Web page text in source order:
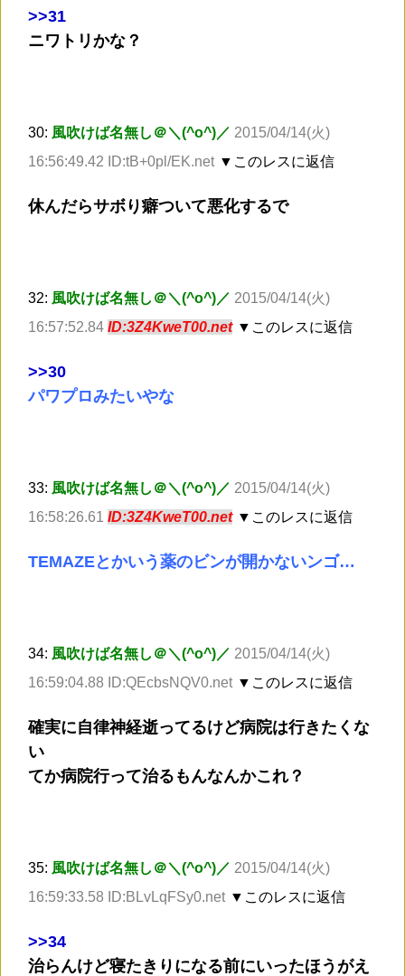
>>31
ニワトリかな？
30: 風吹けば名無し＠＼(^o^)／ 2015/04/14(火)
16:56:49.42 ID:tB+0pl/EK.net ▼このレスに返信
休んだらサボり癖ついて悪化するで
32: 風吹けば名無し＠＼(^o^)／ 2015/04/14(火)
16:57:52.84 ID:3Z4KweT00.net ▼このレスに返信
>>30
パワプロみたいやな
33: 風吹けば名無し＠＼(^o^)／ 2015/04/14(火)
16:58:26.61 ID:3Z4KweT00.net ▼このレスに返信
TEMAZEとかいう薬のビンが開かないンゴ…
34: 風吹けば名無し＠＼(^o^)／ 2015/04/14(火)
16:59:04.88 ID:QEcbsNQV0.net ▼このレスに返信
確実に自律神経逝ってるけど病院は行きたくな
い
てか病院行って治るもんなんかこれ？
35: 風吹けば名無し＠＼(^o^)／ 2015/04/14(火)
16:59:33.58 ID:BLvLqFSy0.net ▼このレスに返信
>>34
治らんけど寝たきりになる前にいったほうがえ